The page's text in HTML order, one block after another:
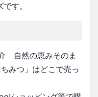
す。
自然の恵みそのま
みつ」はどこで売っ